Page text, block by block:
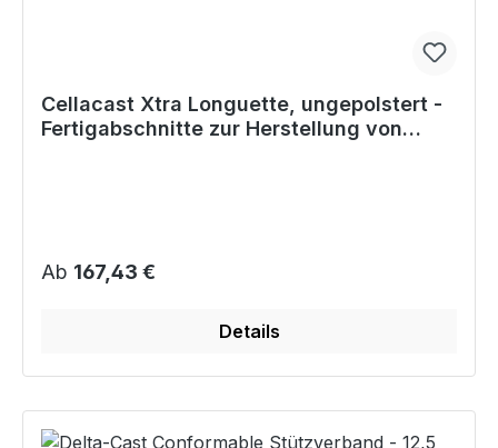
Cellacast Xtra Longuette, ungepolstert -
Fertigabschnitte zur Herstellung von
Regulärer Preis:
Ab 167,43 €
Details